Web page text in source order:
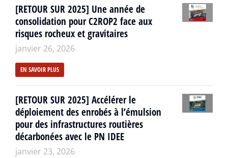
[RETOUR SUR 2025] Une année de
consolidation pour C2ROP2 face aux
risques rocheux et gravitaires
janvier 26, 2026
EN SAVOIR PLUS
[RETOUR SUR 2025] Accélérer le
déploiement des enrobés à l’émulsion
pour des infrastructures routières
décarbonées avec le PN IDEE
janvier 23, 2026